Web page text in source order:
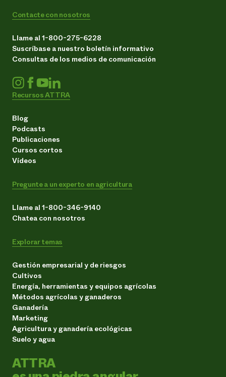
Contacte con nosotros
Llame al 1-800-275-6228
Suscríbase a nuestro boletín informativo
Consultas de los medios de comunicación
Recursos ATTRA
Blog
Podcasts
Publicaciones
Cursos cortos
Vídeos
Pregunte a un experto en agricultura
Llame al 1-800-346-9140
Chatea con nosotros
Explorar temas
Gestión empresarial y de riesgos
Cultivos
Energía, herramientas y equipos agrícolas
Métodos agrícolas y ganaderos
Ganadería
Marketing
Agricultura y ganadería ecológicas
Suelo y agua
ATTRA